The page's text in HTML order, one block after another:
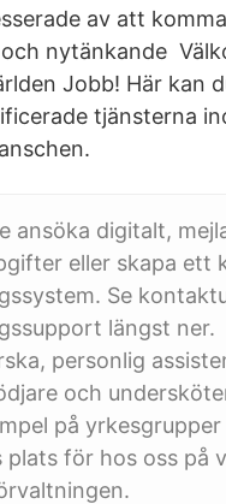
av att
nytänkande
Jobb! Här kan
tjänsterna
ansöka digitalt,
eller skapa ett
Se
längst ner.
personlig
och
på
plats för hos oss på